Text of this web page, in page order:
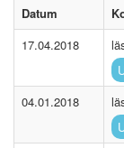
Datum
17.04.2018
04.01.2018